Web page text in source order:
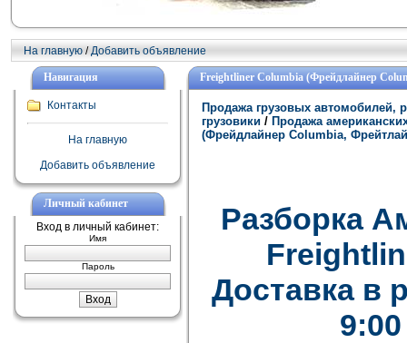
На главную /Добавить объявление
Навигация
Контакты
На главную
Добавить объявление
Личный кабинет
Вход в личный кабинет:
Имя
Пароль
Freightliner Columbia (Фрейдлайнер
Продажа грузовых автомобилей,
грузовики / Продажа
(Фрейдлайнер Columbia,
Разборка
Доставка в